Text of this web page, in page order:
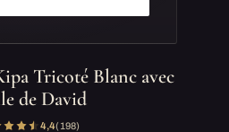
Tricoté Blanc avec
de David
4,4(198)